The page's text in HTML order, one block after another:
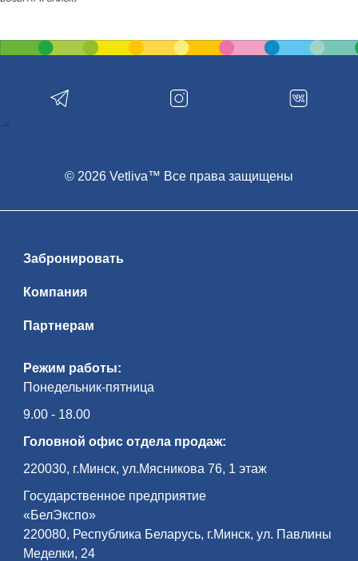
Режим работы:
Понедельник-пятница
9.00 - 18.00
Головной офис отдела продаж:
220030, г.Минск, ул.Мясникова 76, 1 этаж
Государственное предприятие
«БелЭкспо»
220080, Республика Беларусь, г.Минск, ул. Павлины
Меделки, 24
Забронировать
Компания
Партнерам
© 2026 Vetliva™ Все права защищены
-->